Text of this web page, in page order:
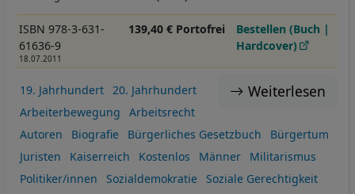
ISBN 978-3-631-
61636-9
18.07.2011
139,40 € Portofrei
Bestellen (Buch |
Hardcover)
Weiterlesen
19. Jahrhundert
20. Jahrhundert
Arbeiterbewegung
Arbeitsrecht
Autoren
Biografie Bürgerliches Gesetzbuch
Bürgertum
Juristen
Kaiserreich Kostenlos Männer
Militarismus
Politiker/innen
Sozialdemokratie
Soziale Gerechtigkeit